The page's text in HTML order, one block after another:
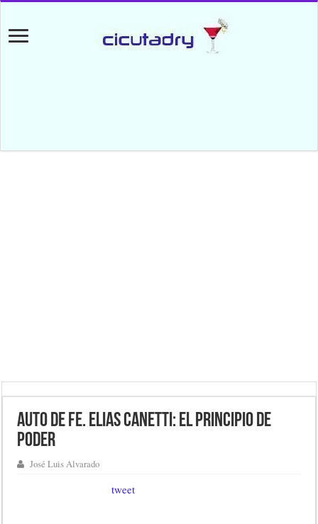
Auto de fe. Elias Canetti: El principio de
poder
José Luis Alvarado
tweet